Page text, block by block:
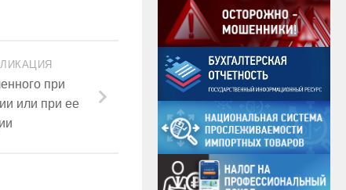
при
или при ее